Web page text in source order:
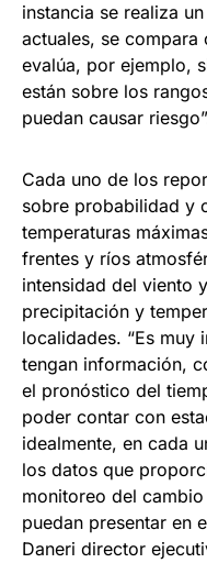
instancia se realiza
actuales, se
evalúa, por ejemplo,
están sobre los
puedan causar
Cada uno de los
sobre probabilidad y
temperaturas
frentes y ríos
intensidad del viento
precipitación y
localidades. “Es muy
tengan información,
el pronóstico del
poder contar con
idealmente, en cada
los datos que
monitoreo del
puedan presentar en
Daneri director